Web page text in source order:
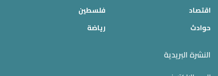
اقتصاد
حوادث
فلسطين
رياضة
النشرة البريدية